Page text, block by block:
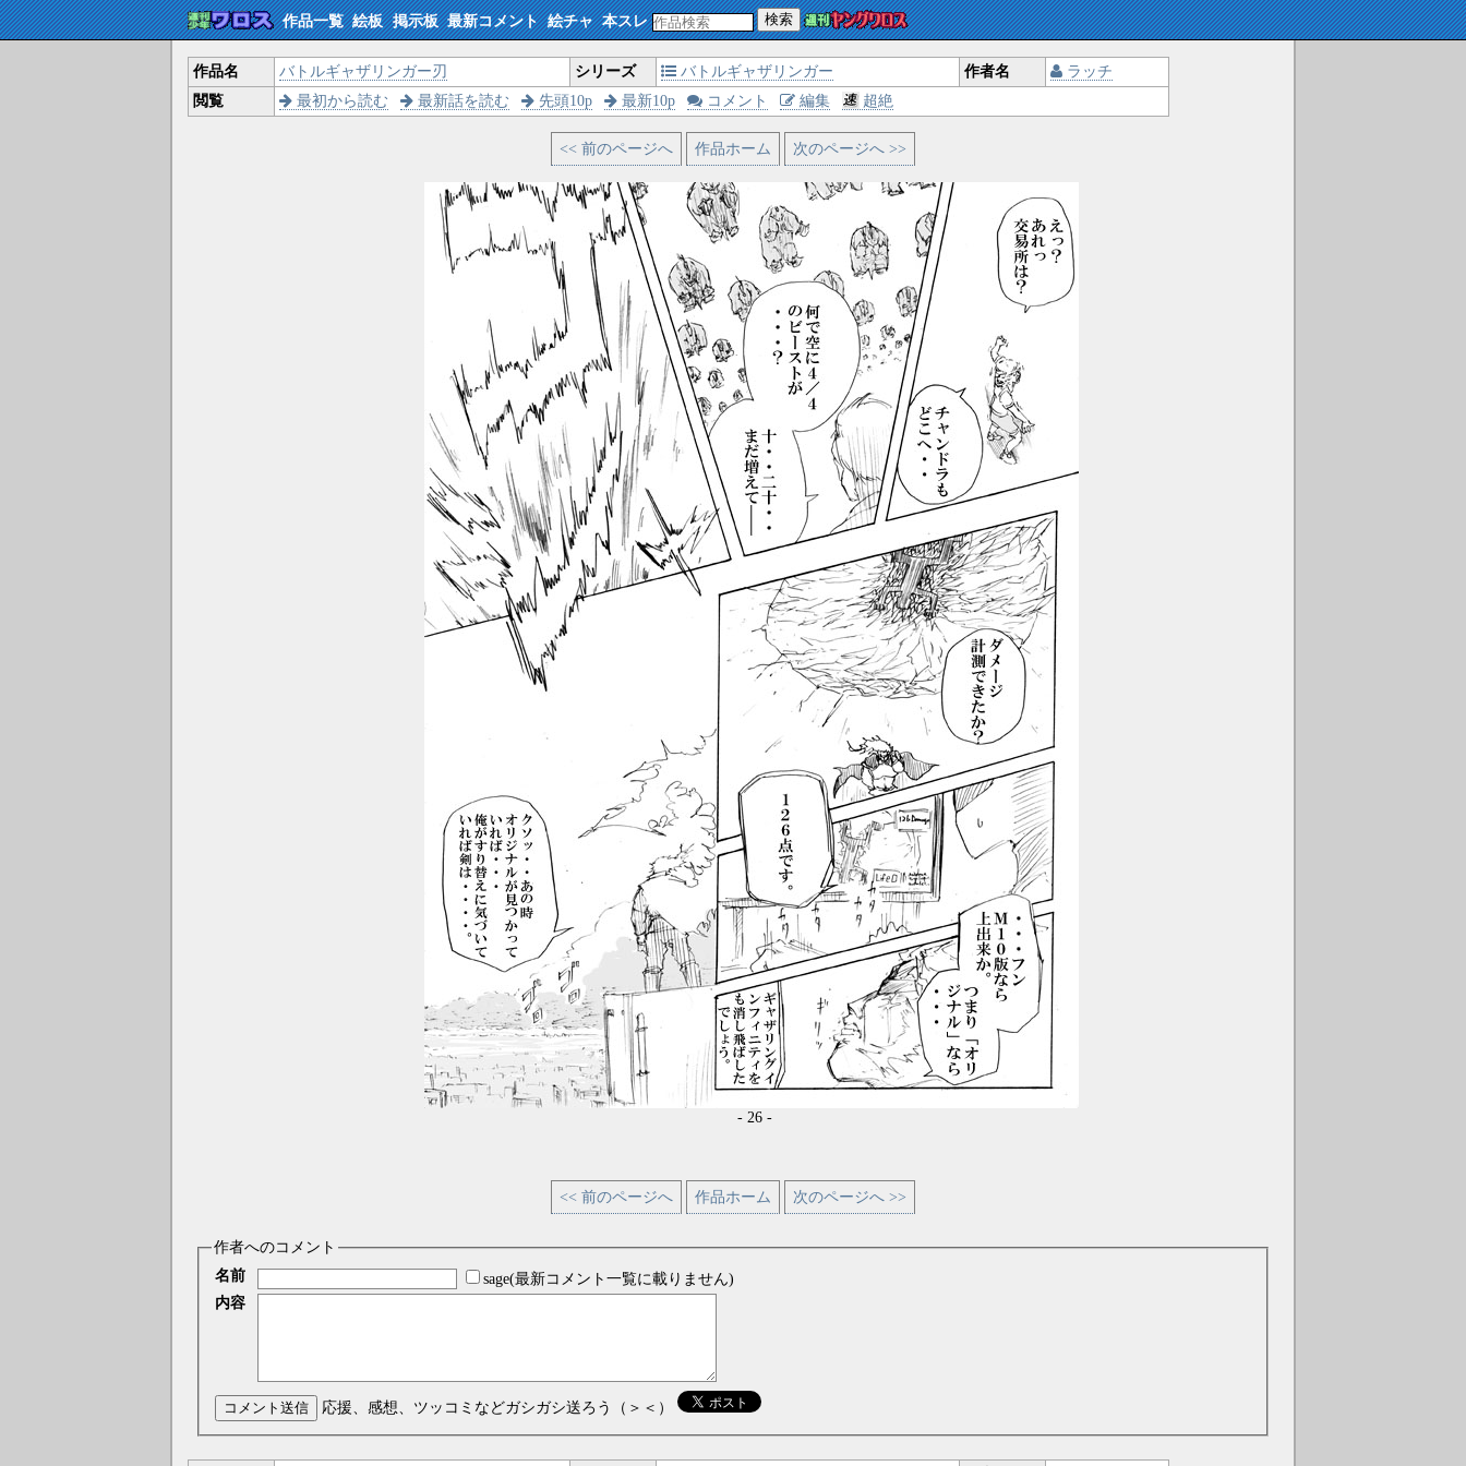
作品一覧 絵板 掲示板 最新コメント 絵チャ 本スレ 検索
作品名 バトルギャザリンガー刃 シリーズ バトルギャザリンガー 作者名
ラッチ
閲覧
最初から読む 最新話を読む 先頭10p 最新10p コメント 編集 超絶
<< 前のページへ 作品ホーム 次のページへ >>
- 26 -
<< 前のページへ 作品ホーム 次のページへ >>
作者へのコメント
名前
sage(最新コメント一覧に載りません)
内容
コメント送信 応援、感想、ツッコミなどガシガシ送ろう（＞＜）